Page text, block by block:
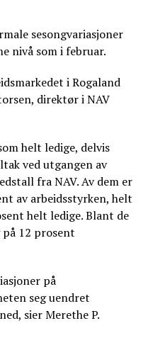
sesongvariasjoner
nivå som i februar.
i Rogaland
direktør i NAV
helt ledige, delvis
ved utgangen av
fra NAV. Av dem er
av arbeidsstyrken, helt
helt ledige. Blant de
12 prosent
på
seg uendret
sier Merethe P.